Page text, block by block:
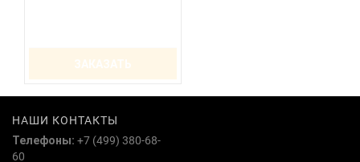
ЗАКАЗАТЬ
НАШИ КОНТАКТЫ
Телефоны: +7 (499) 380-68-
60